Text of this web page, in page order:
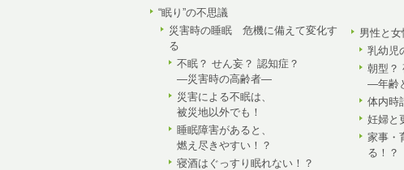
“眠り”の不思議
災害時の睡眠 危機に備えて変化す
る
不眠？ せん妄？ 認知症？
—災害時の高齢者—
災害による不眠は、
被災地以外でも！
睡眠障害があると、
燃え尽きやすい！？
寝酒はぐっすり眠れない！？
男性と
乳幼児
朝型？
—年齢
体内時
妊婦と
家事・
る！？